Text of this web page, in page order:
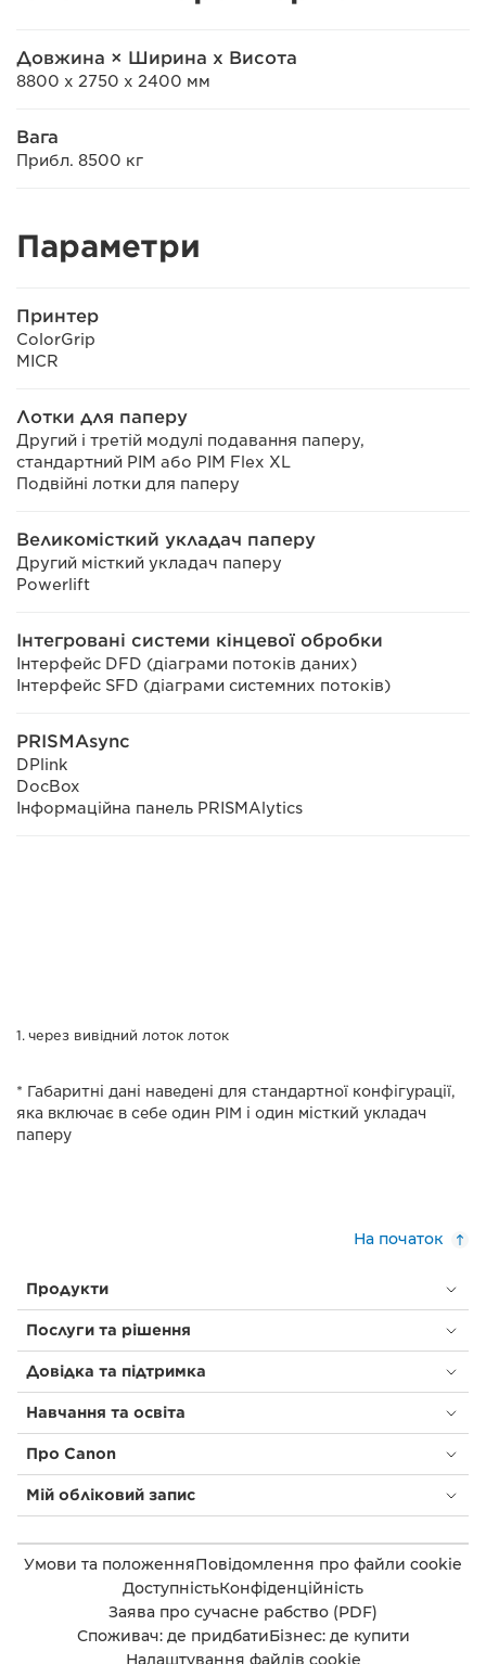
Довжина × Ширина x Висота
8800 x 2750 x 2400 мм
Вага
Прибл. 8500 кг
Параметри
Принтер
ColorGrip
MICR
Лотки для паперу
Другий і третій модулі подавання паперу,
стандартний PIM або PIM Flex XL
Подвійні лотки для паперу
Великомісткий укладач паперу
Другий місткий укладач паперу
Powerlift
Інтегровані системи кінцевої обробки
Інтерфейс DFD (діаграми потоків даних)
Інтерфейс SFD (діаграми системних потоків)
PRISMAsync
DPlink
DocBox
Інформаційна панель PRISMAlytics
через вивідний лоток лоток
* Габаритні дані наведені для стандартної конфігурації,
яка включає в себе один PIM і один місткий укладач
паперу
На початок
Продукти
Послуги та рішення
Довідка та підтримка
Навчання та освіта
Про Canon
Мій обліковий запис
Умови та положенняПовідомлення про файли cookie
ДоступністьКонфіденційність
Заява про сучасне рабство (PDF)
Споживач: де придбатиБізнес: де купити
Налаштування файлів cookie